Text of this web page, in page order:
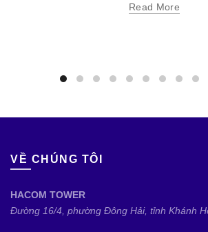
Read More
VỀ CHÚNG TÔI
HACOM TOWER
Đường 16/4, phường Đông Hải, tỉnh Khánh